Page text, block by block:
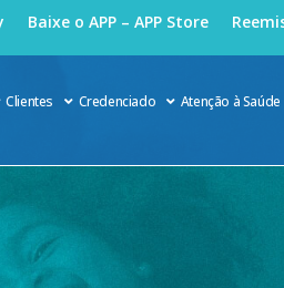
Baixe o APP – APP Store
Clientes Credenciado Atenção à Saúde